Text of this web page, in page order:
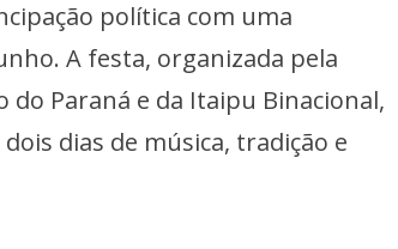
política com uma
A festa, organizada pela
Paraná e da Itaipu Binacional,
dias de música, tradição e